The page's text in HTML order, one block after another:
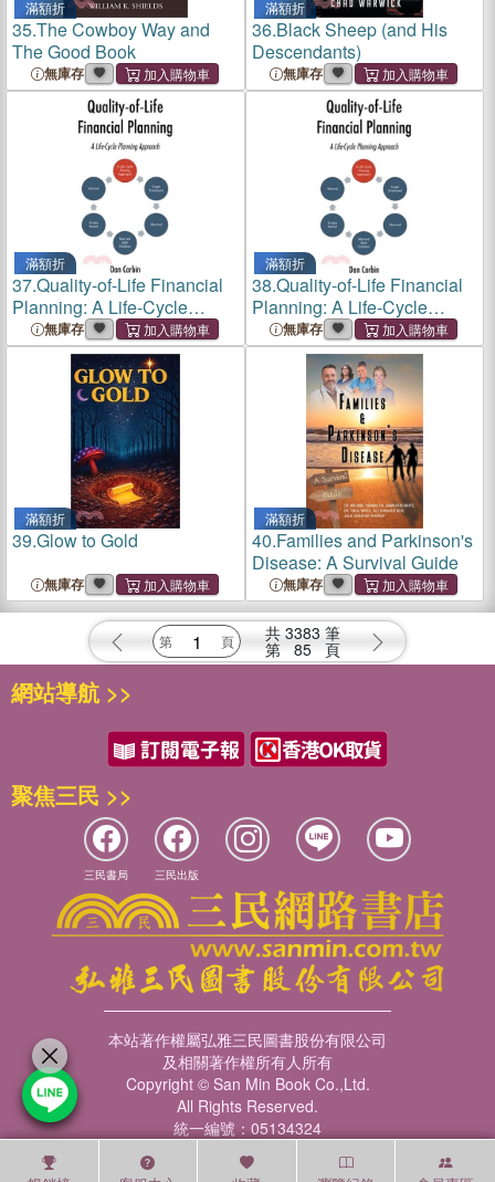
滿額折
35.The Cowboy Way and
The Good Book
無庫存
滿額折
36.Black Sheep (and His
Descendants)
無庫存
滿額折
37.Quality-of-Life Financial
Planning: A Life-Cycle
Planning Approach
無庫存
滿額折
38.Quality-of-Life Financial
Planning: A Life-Cycle
Planning Approach
無庫存
滿額折
39.Glow to Gold
無庫存
滿額折
40.Families and Parkinson's
Disease: A Survival Guide
無庫存
共 3383 筆
第 85 頁
網站導航 >>
聚焦三民 >>
三民書局 三民出版
本站著作權屬弘雅三民圖書股份有限公司
及相關著作權所有人所有
Copyright © San Min Book Co.,Ltd.
All Rights Reserved.
統一編號：05134324